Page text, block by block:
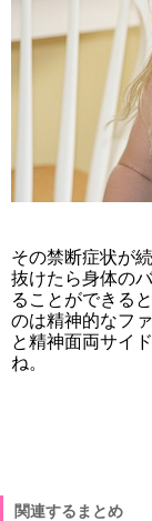
その禁断症状が
抜けたら身体の
ることができる
のは精神的なフ
と精神面両サイ
ね。
関連するまとめ